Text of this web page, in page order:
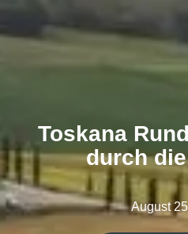
Toskana
durch
August